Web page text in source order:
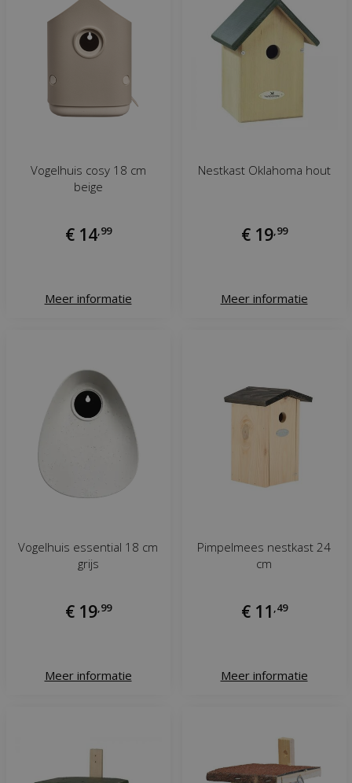
Vogelhuis cosy 18 cm
beige
€ 14 99
Meer informatie
Nestkast Oklahoma hout
€ 19, 99
Meer informatie
Vogelhuis essential 18 cm
grijs
€ 19, 99
Meer informatie
Pimpelmees nestkast 24
cm
€ 11 49
Meer informatie